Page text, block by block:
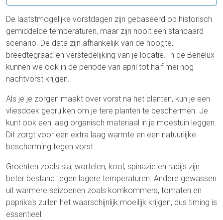
De laatstmogelijke vorstdagen zijn gebaseerd op historisch
gemiddelde temperaturen, maar zijn nooit een standaard
scenario. De data zijn afhankelijk van de hoogte,
breedtegraad en verstedelijking van je locatie. In de Benelux
kunnen we ook in de periode van april tot half mei nog
nachtvorst krijgen.
Als je je zorgen maakt over vorst na het planten, kun je een
vliesdoek gebruiken om je tere planten te beschermen. Je
kunt ook een laag organisch materiaal in je moestuin leggen.
Dit zorgt voor een extra laag warmte en een natuurlijke
bescherming tegen vorst.
Groenten zoals sla, wortelen, kool, spinazie en radijs zijn
beter bestand tegen lagere temperaturen. Andere gewassen
uit warmere seizoenen zoals komkommers, tomaten en
paprika's zullen het waarschijnlijk moeilijk krijgen, dus timing is
essentieel.